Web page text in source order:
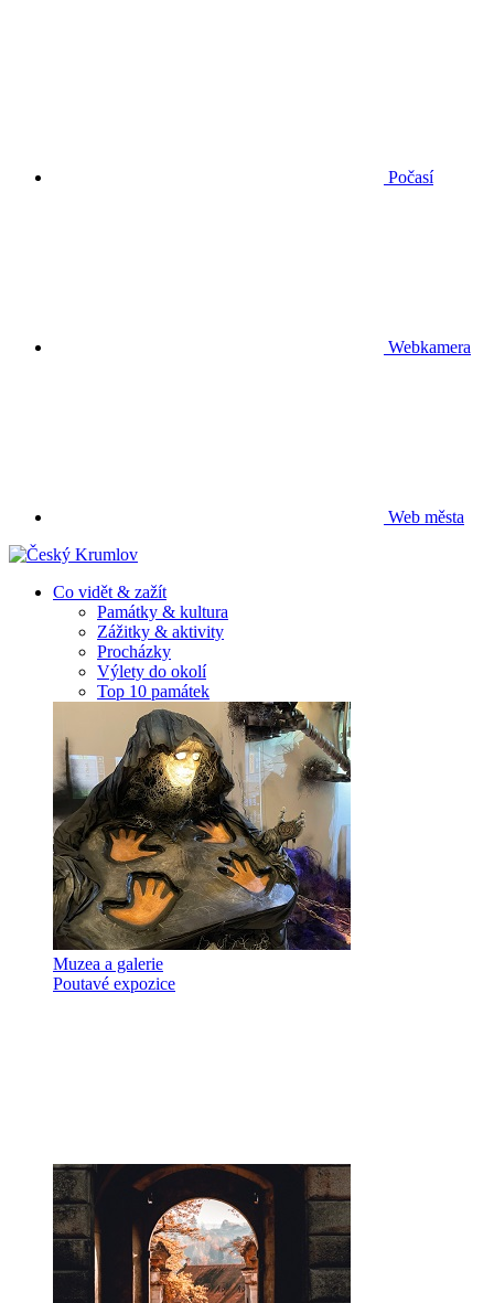
Počasí
Webkamera
Web města
Co vidět & zažít
Památky & kultura
Zážitky & aktivity
Procházky
Výlety do okolí
Top 10 památek
Muzea a galerie
Poutavé expozice